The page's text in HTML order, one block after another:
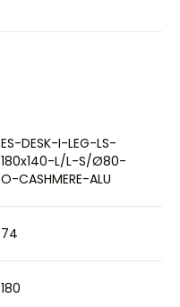
ES-DESK-I-LEG-LS-
180x140-L/L-S/Ø80-
O-CASHMERE-ALU
74
180